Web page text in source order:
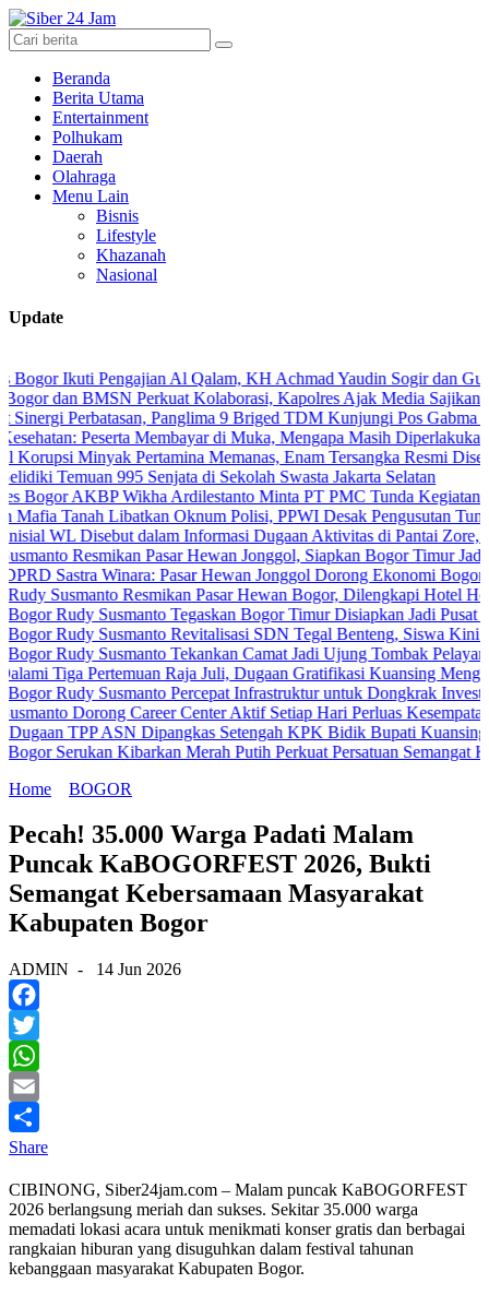
Beranda
Berita Utama
Entertainment
Polhukam
Daerah
Olahraga
Menu Lain
Bisnis
Lifestyle
Khazanah
Nasional
Update
Pengajian Al Qalam, KH Achmad Yaudin Sogir dan Gus Sholeh
BMSN Perkuat Kolaborasi, Kapolres Ajak Media Sajikan Informasi
Panglima 9 Briged TDM Kunjungi Pos Gabma Temajuk
Peserta Membayar di Muka, Mengapa Masih Diperlakukan Berbeda?
Pertamina Memanas, Enam Tersangka Resmi Diseret ke
995 Senjata di Sekolah Swasta Jakarta Selatan
Wikha Ardilestanto Minta PT PMC Tunda Kegiatan Demi
Libatkan Oknum Polisi, PPWI Desak Pengusutan Tuntas Kasus
Disebut dalam Informasi Dugaan Aktivitas di Pantai Zore, Bea
Pasar Hewan Jonggol, Siapkan Bogor Timur Jadi Pusat
Winara: Pasar Hewan Jonggol Dorong Ekonomi Bogor Timur
Resmikan Pasar Hewan Bogor, Dilengkapi Hotel Hewan dan
Susmanto Tegaskan Bogor Timur Disiapkan Jadi Pusat
Susmanto Revitalisasi SDN Tegal Benteng, Siswa Kini Belajar
Susmanto Tekankan Camat Jadi Ujung Tombak Pelayanan
Pertemuan Raja Juli, Dugaan Gratifikasi Kuansing Menguat
Susmanto Percepat Infrastruktur untuk Dongkrak Investasi
Career Center Aktif Setiap Hari Perluas Kesempatan Kerja
ASN Dipangkas Setengah KPK Bidik Bupati Kuansing
Kibarkan Merah Putih Perkuat Persatuan Semangat
Home
BOGOR
Pecah! 35.000 Warga Padati Malam
Puncak KaBOGORFEST 2026, Bukti
Semangat Kebersamaan Masyarakat
Kabupaten Bogor
ADMIN - 14 Jun 2026
Facebook
Twitter
WhatsApp
Email
Share
CIBINONG, Siber24jam.com – Malam puncak KaBOGORFEST
2026 berlangsung meriah dan sukses. Sekitar 35.000 warga
memadati lokasi acara untuk menikmati konser gratis dan berbagai
rangkaian hiburan yang disuguhkan dalam festival tahunan
kebanggaan masyarakat Kabupaten Bogor.